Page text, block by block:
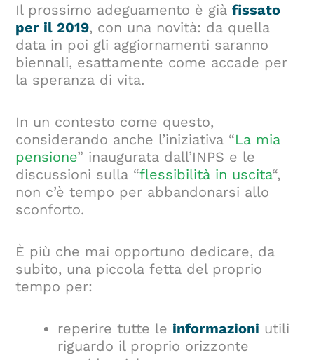
Il prossimo adeguamento è giàfissato
per il 2019, con una novità: da quella
data in poi gli aggiornamenti saranno
biennali, esattamente come accade per
la speranza di vita.
In un contesto come questo,
considerando anche l’iniziativa “La mia
pensione” inaugurata dall’INPS e le
discussioni sulla “flessibilità in uscita“,
non c’è tempo per abbandonarsi allo
sconforto.
È più che mai opportuno dedicare, da
subito, una piccola fetta del proprio
tempo per:
reperire tutte le informazioni utili
riguardo il proprio orizzonte